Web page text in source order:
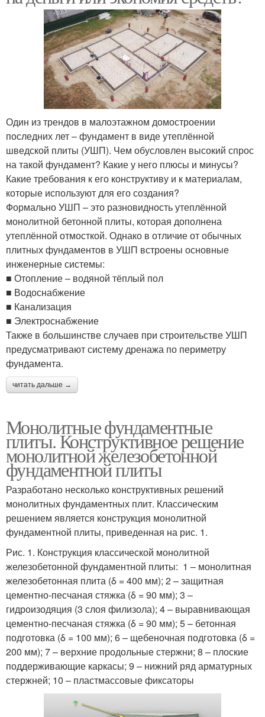
Один из трендов в малоэтажном домостроении
последних лет – фундамент в виде утеплённой
шведской плиты (УШП). Чем обусловлен высокий спрос
на такой фундамент? Какие у него плюсы и минусы?
Какие требования к его конструктиву и к материалам,
которые используют для его создания?
Формально УШП – это разновидность утеплённой
монолитной бетонной плиты, которая дополнена
утеплённой отмосткой. Однако в отличие от обычных
плитных фундаментов в УШП встроены основные
инженерные системы:
■ Отопление – водяной тёплый пол
■ Водоснабжение
■ Канализация
■ Электроснабжение
Также в большинстве случаев при строительстве УШП
предусматривают систему дренажа по периметру
фундамента.
читать дальше →
Монолитные фундаментные
плиты. Конструктивное решение
монолитной железобетонной
фундаментной плиты
Разработано несколько конструктивных решений
монолитных фундаментных плит. Классическим
решением является конструкция монолитной
фундаментной плиты, приведенная на рис. 1.
Рис. 1. Конструкция классической монолитной
железобетонной фундаментной плиты: 1 – монолитная
железобетонная плита (δ = 400 мм); 2 – защитная
цементно-песчаная стяжка (δ = 90 мм); 3 –
гидроизодяция (3 слоя филизола); 4 – выравнивающая
цементно-песчаная стяжка (δ = 90 мм); 5 – бетонная
подготовка (δ = 100 мм); 6 – щебеночная подготовка (δ =
200 мм); 7 – верхние продольные стержни; 8 – плоские
поддерживающие каркасы; 9 – нижний ряд арматурных
стержней; 10 – пластмассовые фиксаторы